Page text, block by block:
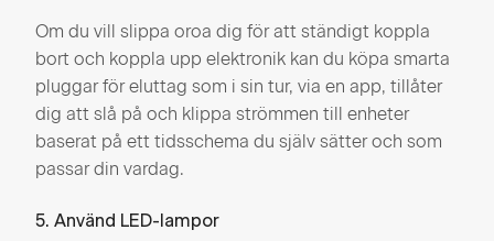
Om du vill slippa oroa dig för att ständigt koppla
bort och koppla upp elektronik kan du köpa smarta
pluggar för eluttag som i sin tur, via en app, tillåter
dig att slå på och klippa strömmen till enheter
baserat på ett tidsschema du själv sätter och som
passar din vardag.
5. Använd LED-lampor